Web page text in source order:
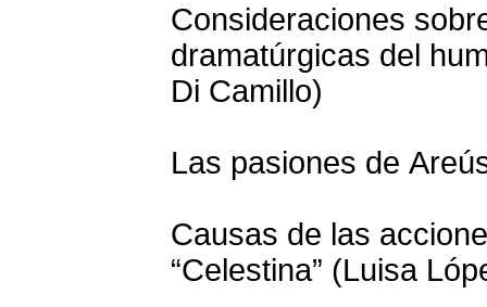
Consideraciones
dramatúrgicas del
Di Camillo)
Las pasiones de
Causas de las
“Celestina” (Luisa